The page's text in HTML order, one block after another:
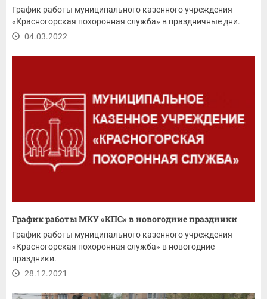
График работы муниципального казенного учреждения
«Красногорская похоронная служба» в праздничные дни.
04.03.2022
График работы МКУ «КПС» в новогодние праздники
График работы муниципального казенного учреждения
«Красногорская похоронная служба» в новогодние
праздники.
28.12.2021